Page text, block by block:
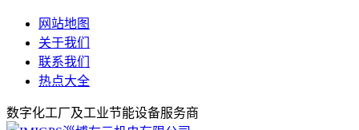
网站地图
关于我们
联系我们
热点大全
数字化工厂及工业节能设备服务商